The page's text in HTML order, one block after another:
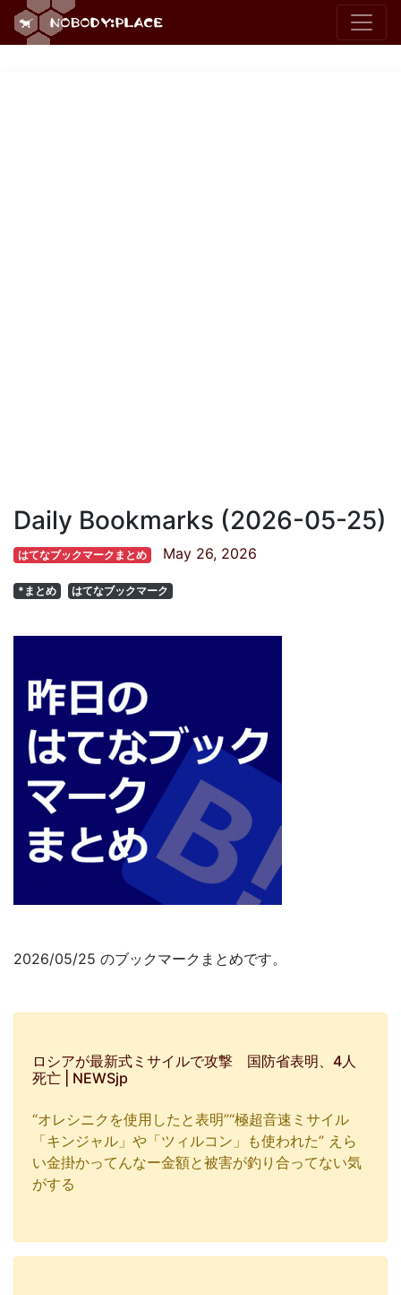
Daily Bookmarks (2026-05-25)
はてなブックマークまとめ May 26, 2026
*まとめ はてなブックマーク
2026/05/25 のブックマークまとめです。
ロシアが最新式ミサイルで攻撃 国防省表明、4人
死亡 | NEWSjp
“オレシニクを使用したと表明”“極超音速ミサイル
「キンジャル」や「ツィルコン」も使われた” えら
い金掛かってんなー金額と被害が釣り合ってない気
がする